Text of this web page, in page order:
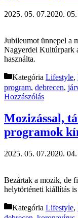
2025. 05. 07.2020.
Jubileumot ünnepel a
Nagyerdei Kultúrpark
használta.
Kategória Lifestyle,
program, debrecen,
Hozzászólás
Mozizással,
programok
2025. 05. 07.2020.
Bezártak a mozik, de
helytörténeti kiállítás
Kategória Lifestyle,